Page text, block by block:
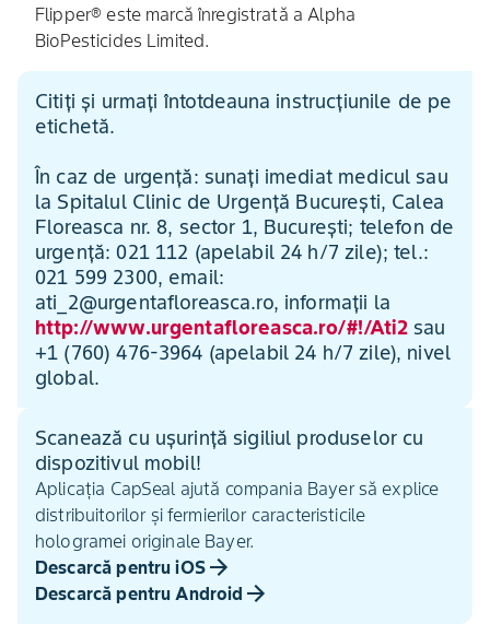
Flipper® este marcă înregistrată a Alpha
BioPesticides Limited.
Citiți și urmați întotdeauna instrucțiunile de pe
etichetă.
În caz de urgență: sunați imediat medicul sau
la Spitalul Clinic de Urgență București, Calea
Floreasca nr. 8, sector 1, București; telefon de
urgență: 021 112 (apelabil 24 h/7 zile); tel.:
021 599 2300, email:
ati_2@urgentafloreasca.ro, informații la
http://www.urgentafloreasca.ro/#!/Ati2sau
+1 (760) 476-3964 (apelabil 24 h/7 zile), nivel
global.
Scanează cu ușurință sigiliul produselor cu
dispozitivul mobil!
Aplicația CapSeal ajută compania Bayer să explice
distribuitorilor și fermierilor caracteristicile
hologramei originale Bayer.
Descarcă pentru iOS
Descarcă pentru Android